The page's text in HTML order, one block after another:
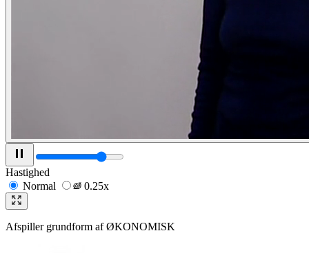
Hastighed
Normal
0.25x
Afspiller grundform afØKONOMISK